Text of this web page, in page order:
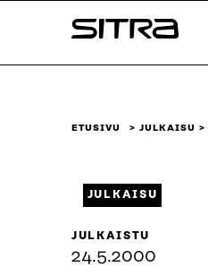
sisältöön
Sitra
ETUSIVU JULKAISU
JULKAISU
JULKAISTU
24.5.2000